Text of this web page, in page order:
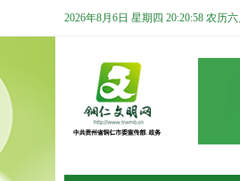
2026年8月6日 星期四 20:20:59 农历